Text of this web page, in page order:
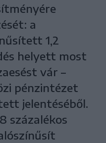
a
1,2
helyett most
vár –
pénzintézet
jelentéséből.
százalékos